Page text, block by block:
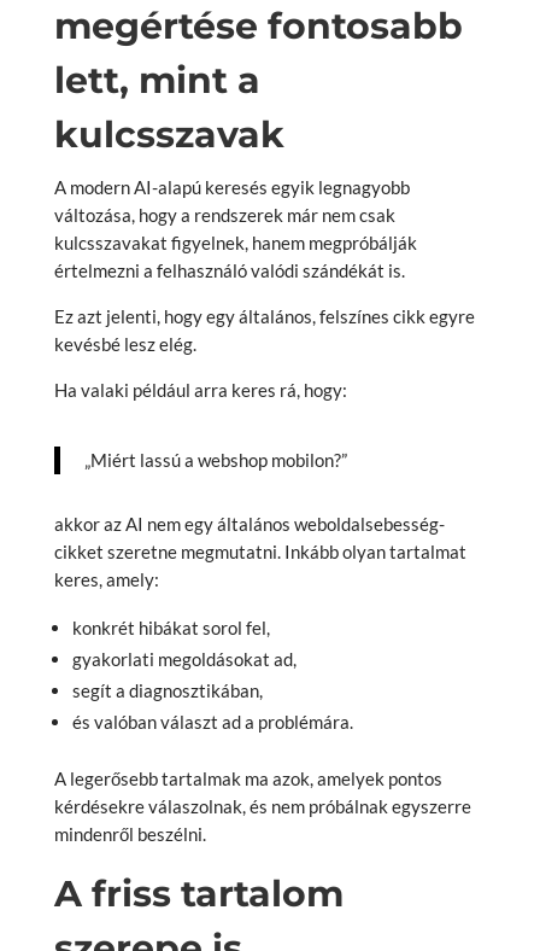
megértése fontosabb
lett, mint a
kulcsszavak
A modern AI-alapú keresés egyik legnagyobb
változása, hogy a rendszerek már nem csak
kulcsszavakat figyelnek, hanem megpróbálják
értelmezni a felhasználó valódi szándékát is.
Ez azt jelenti, hogy egy általános, felszínes cikk egyre
kevésbé lesz elég.
Ha valaki például arra keres rá, hogy:
„Miért lassú a webshop mobilon?”
akkor az AI nem egy általános weboldalsebesség-
cikket szeretne megmutatni. Inkább olyan tartalmat
keres, amely:
konkrét hibákat sorol fel,
gyakorlati megoldásokat ad,
segít a diagnosztikában,
és valóban választ ad a problémára.
A legerősebb tartalmak ma azok, amelyek pontos
kérdésekre válaszolnak, és nem próbálnak egyszerre
mindenről beszélni.
A friss tartalom